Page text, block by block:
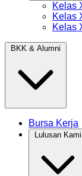
Kelas
Kelas
Kelas
Bursa Kerja